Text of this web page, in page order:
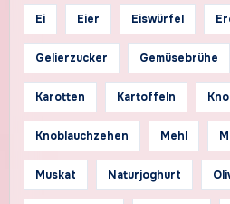
Ei Eier Eiswürfel
Gelierzucker Gemüsebrühe
Karotten Kartoffeln
Knoblauchzehen Mehl
Muskat Naturjoghurt